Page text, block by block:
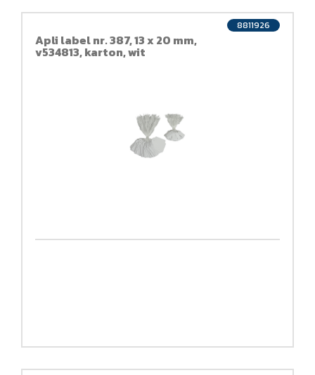
Apli label nr. 387, 13 x 20 mm,
v534813, karton, wit
8811926